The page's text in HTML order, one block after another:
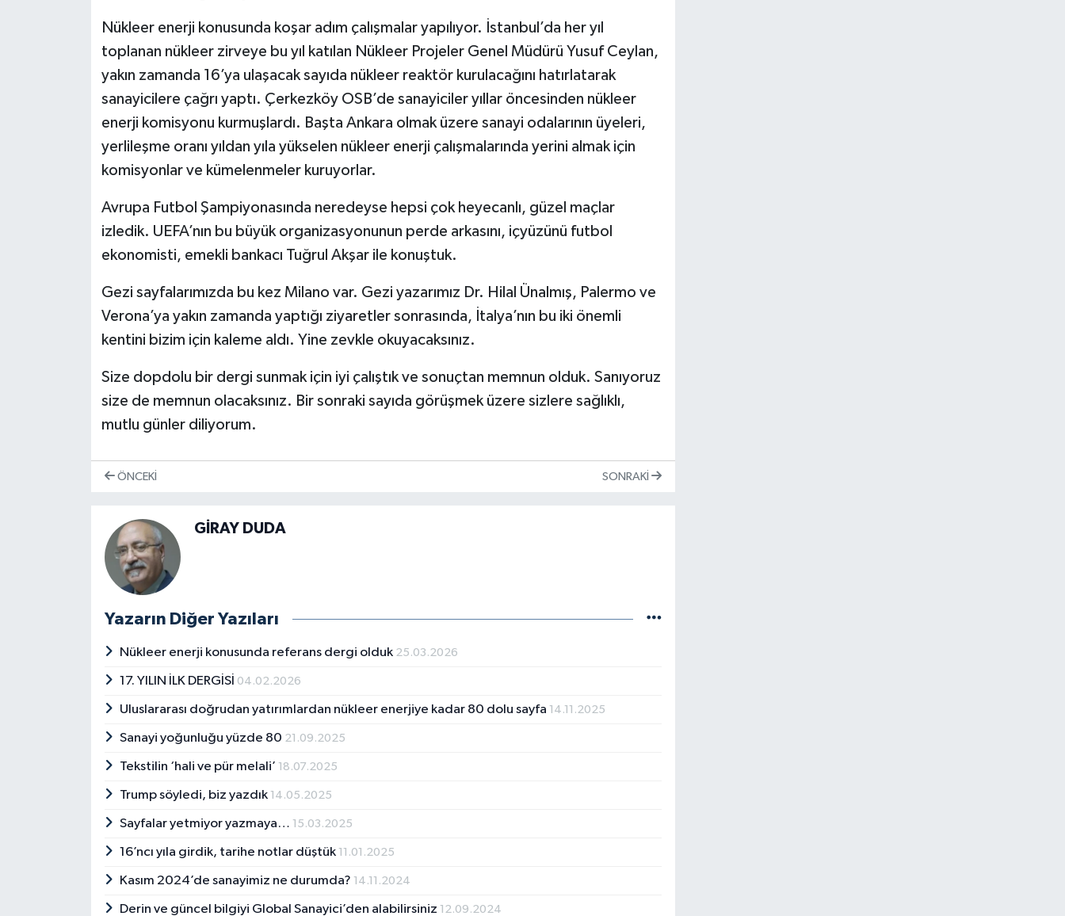
Nükleer enerji konusunda koşar adım çalışmalar yapılıyor. İstanbul’da her yıl
toplanan nükleer zirveye bu yıl katılan Nükleer Projeler Genel Müdürü Yusuf Ceylan,
yakın zamanda 16’ya ulaşacak sayıda nükleer reaktör kurulacağını hatırlatarak
sanayicilere çağrı yaptı. Çerkezköy OSB’de sanayiciler yıllar öncesinden nükleer
enerji komisyonu kurmuşlardı. Başta Ankara olmak üzere sanayi odalarının üyeleri,
yerlileşme oranı yıldan yıla yükselen nükleer enerji çalışmalarında yerini almak için
komisyonlar ve kümelenmeler kuruyorlar.
Avrupa Futbol Şampiyonasında neredeyse hepsi çok heyecanlı, güzel maçlar
izledik. UEFA’nın bu büyük organizasyonunun perde arkasını, içyüzünü futbol
ekonomisti, emekli bankacı Tuğrul Akşar ile konuştuk.
Gezi sayfalarımızda bu kez Milano var. Gezi yazarımız Dr. Hilal Ünalmış, Palermo ve
Verona’ya yakın zamanda yaptığı ziyaretler sonrasında, İtalya’nın bu iki önemli
kentini bizim için kaleme aldı. Yine zevkle okuyacaksınız.
Size dopdolu bir dergi sunmak için iyi çalıştık ve sonuçtan memnun olduk. Sanıyoruz
size de memnun olacaksınız. Bir sonraki sayıda görüşmek üzere sizlere sağlıklı,
mutlu günler diliyorum.
ÖNCEKI SONRAKI
GİRAY DUDA
Yazarın Diğer Yazıları
Nükleer enerji konusunda referans dergi olduk 25.03.2026
17. YILIN İLK DERGİSİ 04.02.2026
Uluslararası doğrudan yatırımlardan nükleer enerjiye kadar 80 dolu sayfa 14.11.2025
Sanayi yoğunluğu yüzde 80 21.09.2025
Tekstilin ‘hali ve pür melali’ 18.07.2025
Trump söyledi, biz yazdık 14.05.2025
Sayfalar yetmiyor yazmaya… 15.03.2025
16’ncı yıla girdik, tarihe notlar düştük 11.01.2025
Kasım 2024’de sanayimiz ne durumda? 14.11.2024
Derin ve güncel bilgiyi Global Sanayici’den alabilirsiniz 12.09.2024